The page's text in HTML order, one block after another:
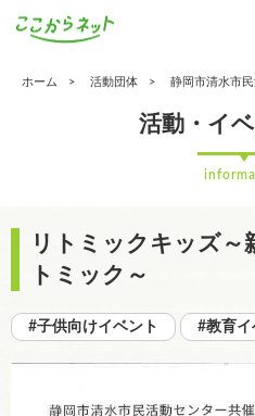
ホーム 活動団体 静岡市清水市
活動・イ
リトミックキッズ～
トミック～
#子供向けイベント #教育イ